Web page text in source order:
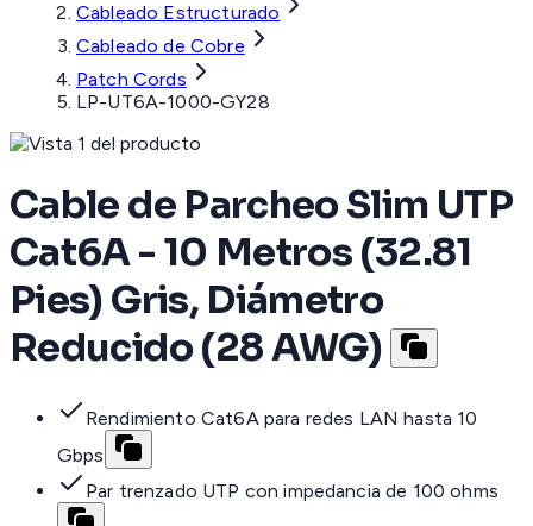
Cableado Estructurado
Cableado de Cobre
Patch Cords
LP-UT6A-1000-GY28
Cable de Parcheo Slim UTP
Cat6A - 10 Metros (32.81
Pies) Gris, Diámetro
Reducido (28 AWG)
Rendimiento Cat6A para redes LAN hasta 10
Gbps
Par trenzado UTP con impedancia de 100 ohms